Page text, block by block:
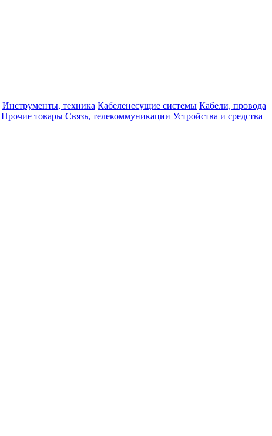
Инструменты, техника Кабеленесущие системы Кабели, провода
Прочие товары Связь, телекоммуникации Устройства и средства